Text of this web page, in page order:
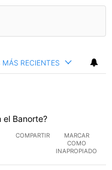
MÁS RECIENTES
el Banorte?
COMPARTIR
MARCAR
COMO
INAPROPIADO